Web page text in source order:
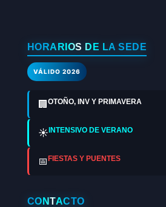
HORARIOS DE LA SEDE
VÁLIDO 2026
🏢 OTOÑO, INV Y PRIMAVERA
☀️INTENSIVO DE VERANO
📅FIESTAS Y PUENTES
CONTACTO